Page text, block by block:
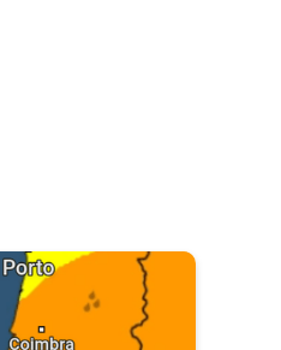
Dados da Tempo & Radar. . .